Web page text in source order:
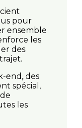
pour
ensemble
les
des
end, des
spécial,
les